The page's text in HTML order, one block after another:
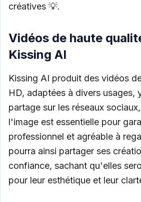
créatives 💡.
Vidéos de haute
Kissing AI
Kissing AI produit des vidéos
HD, adaptées à divers usages,
partage sur les réseaux
l'image est essentielle pour
professionnel et agréable à
pourra ainsi partager ses
confiance, sachant qu'elles
pour leur esthétique et leur